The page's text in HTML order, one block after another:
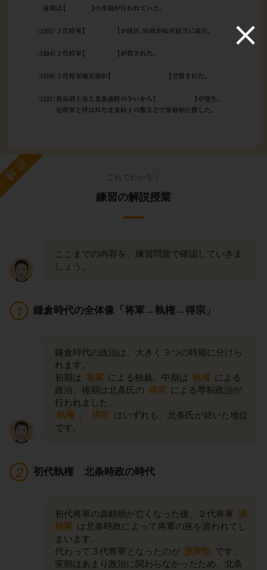
解説 これでわかる！
練習の解説授業
ここまでの内容を、練習問題で確認していきま
しょう。
鎌倉時代の全体像「将軍→執権→得宗」
鎌倉時代の政治は、大きく３つの時期に分けら
れます。
初期は 将軍 による独裁、中期は 執権 による
政治、後期は北条氏の 得宗 による専制政治が
行われました。
執権
得宗 はいずれも、北条氏が就いた地位
です。
初代執権 北条時政の時代
初代将軍の源頼朝が亡くなった後、２代将軍 源
頼家 は北条時政によって将軍の座を追われてし
まいます。
代わって３代将軍となったのが 源実朝 です。
実朝はあまり政治に関わらなかったため、北条